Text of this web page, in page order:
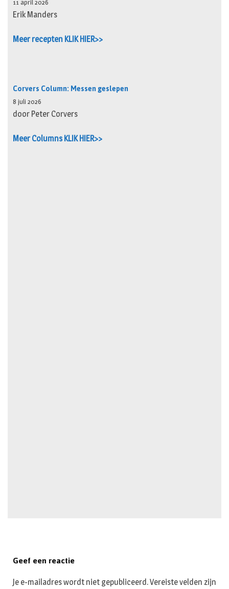
11 april 2026
Erik Manders
Meer recepten KLIK HIER>>
Corvers Column: Messen geslepen
8 juli 2026
door Peter Corvers
Meer Columns KLIK HIER>>
Geef een reactie
Je e-mailadres wordt niet gepubliceerd.Vereiste velden zijn